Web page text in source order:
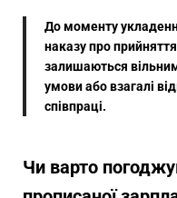
До моменту
наказу про
залишаються
умови або взагалі
співпраці.
Чи варто